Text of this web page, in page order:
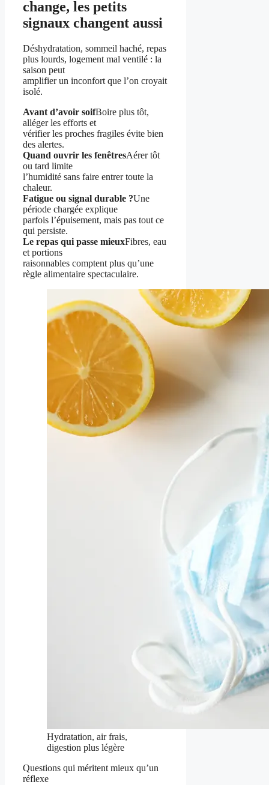
change, les petits
signaux changent aussi
Déshydratation, sommeil haché, repas
plus lourds, logement mal ventilé : la
saison peut
amplifier un inconfort que l’on croyait
isolé.
Avant d’avoir soifBoire plus tôt,
alléger les efforts et
vérifier les proches fragiles évite bien
des alertes.
Quand ouvrir les fenêtresAérer tôt
ou tard limite
l’humidité sans faire entrer toute la
chaleur.
Fatigue ou signal durable ?Une
période chargée explique
parfois l’épuisement, mais pas tout ce
qui persiste.
Le repas qui passe mieuxFibres, eau
et portions
raisonnables comptent plus qu’une
règle alimentaire spectaculaire.
Hydratation, air frais,
digestion plus légère
Questions qui méritent mieux qu’un
réflexe